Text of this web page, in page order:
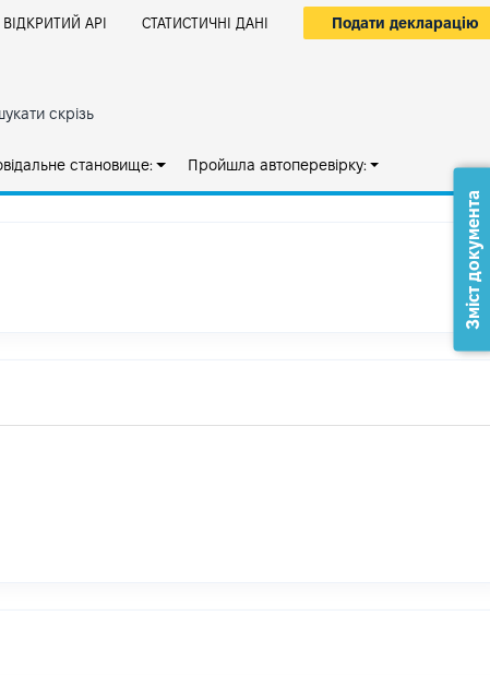
ВІДКРИТИЙ АРІ СТАТИСТИЧНІ ДАНІ Подати декларацію
скрізь
становище: Пройшла автоперевірку:
Зміст документа